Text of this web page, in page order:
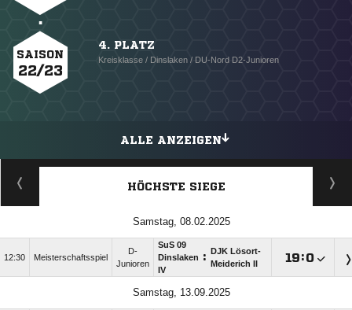
SAISON
22/23
4. PLATZ
Kreisklasse / Dinslaken / DU-Nord D2-Junioren
ALLE ANZEIGEN
HÖCHSTE SIEGE
Samstag, 08.02.2025
12:30 Meisterschaftsspiel
D-
Junioren
SuS 09
Dinslaken
IV
:
DJK Lösort-
Meiderich II
:
Samstag, 13.09.2025